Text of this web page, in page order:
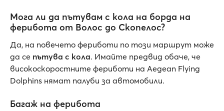
Мога ли да пътувам с кола на борда на
ферибота от Волос до Скопелос?
Да, на повечето фериботи по този маршрут може
да се пътува с кола. Имайте предвид обаче, че
високоскоростните фериботи на Aegean Flying
Dolphins нямат палуби за автомобили.
Багаж на ферибота